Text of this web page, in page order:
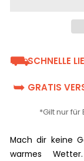
⛟SCHNELLE
➥ GRATIS
*Gilt nur
Mach dir keine
warmes